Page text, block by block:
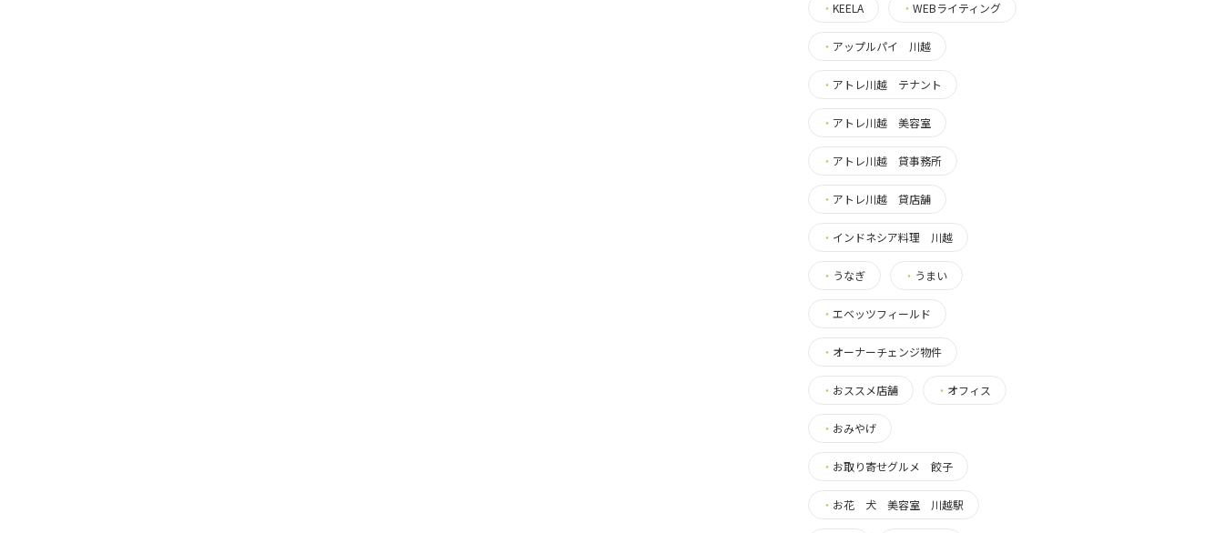
・ KEELA ・ WEBライティング
・ アップルパイ 川越
・ アトレ川越 テナント
・ アトレ川越 美容室
・ アトレ川越 貸事務所
・ アトレ川越 貸店舗
・ インドネシア料理 川越
・ うなぎ ・ うまい
・ エベッツフィールド
・ オーナーチェンジ物件
・ おススメ店舗 ・ オフィス
・ おみやげ
・ お取り寄せグルメ 餃子
・ お花 犬 美容室 川越駅